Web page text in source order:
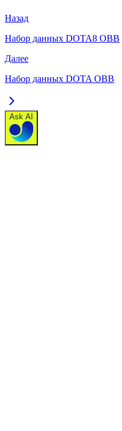
Назад
Набор данных DOTA8 OBB
Далее
Набор данных DOTA OBB
Ask AI